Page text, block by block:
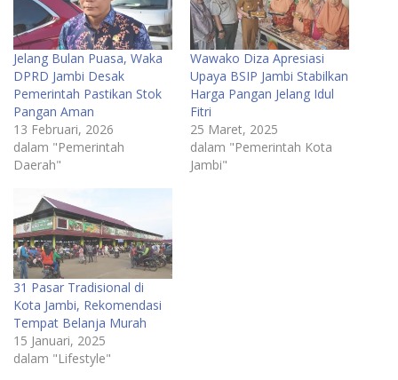
Jelang Bulan Puasa, Waka
DPRD Jambi Desak
Pemerintah Pastikan Stok
Pangan Aman
13 Februari, 2026
dalam "Pemerintah
Daerah"
Wawako Diza Apresiasi
Upaya BSIP Jambi Stabilkan
Harga Pangan Jelang Idul
Fitri
25 Maret, 2025
dalam "Pemerintah Kota
Jambi"
31 Pasar Tradisional di
Kota Jambi, Rekomendasi
Tempat Belanja Murah
15 Januari, 2025
dalam "Lifestyle"